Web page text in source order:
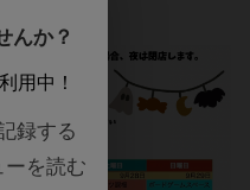
んか？
用中！
録する
を読む